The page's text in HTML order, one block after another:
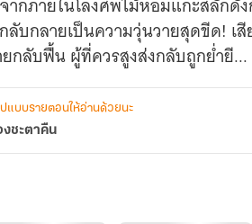
ลับกลายเป็นความวุ่นวายสุดขีด!
กลับฟื้น ผู้ที่ควรสูงส่งกลับถูกย่ำยี
ปแบบรายตอนให้อ่านด้วยนะ
ชะตาคืน